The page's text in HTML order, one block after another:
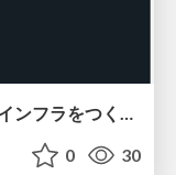
スマートファクトリーを⽀えるIoTインフラをつくった話
0 30